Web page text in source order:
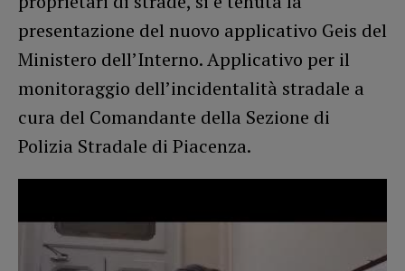
presentazione del nuovo applicativo Geis del
Ministero dell’Interno. Applicativo per il
monitoraggio dell’incidentalità stradale a
cura del Comandante della Sezione di
Polizia Stradale di Piacenza.